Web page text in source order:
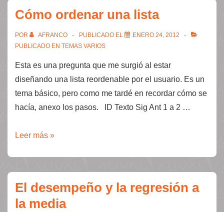
quinta
disciplina
Cómo ordenar una lista
POR AFRANCO PUBLICADO EL
ENERO 24, 2012
PUBLICADO EN TEMAS VARIOS
Esta es una pregunta que me surgió al estar
diseñando una lista reordenable por el usuario. Es un
tema básico, pero como me tardé en recordar cómo se
hacía, anexo los pasos. ID Texto Sig Ant 1 a 2 …
Cómo
Leer más »
El desempeño y la regresión a
la media